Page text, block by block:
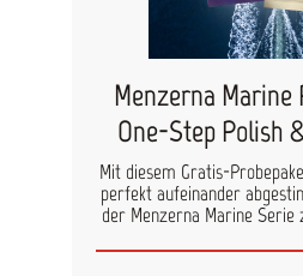
Menzerna Marine
One-Step Polish
Mit diesem Gratis-
perfekt aufeinander
der Menzerna Marine Serie
Polish und Gelcoat